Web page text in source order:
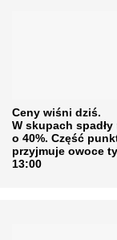
Ceny wiśni dziś.
W skupach spadły
o 40%. Część
przyjmuje owoce
13:00